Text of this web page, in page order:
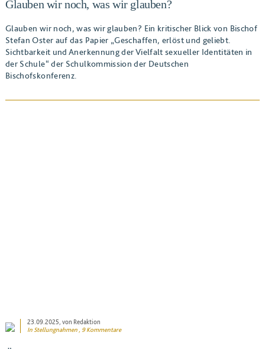
Glauben wir noch, was wir glauben?
Glauben wir noch, was wir glauben? Ein kritischer Blick von Bischof
Stefan Oster auf das Papier „Geschaffen, erlöst und geliebt.
Sichtbarkeit und Anerkennung der Vielfalt sexueller Identitäten in
der Schule“ der Schulkommission der Deutschen
Bischofskonferenz.
23.09.2025, von Redaktion
InStellungnahmen, 9 Kommentare